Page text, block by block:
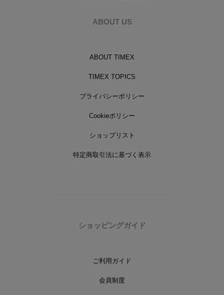
ABOUT US
ABOUT TIMEX
TIMEX TOPICS
プライバシーポリシー
Cookieポリシー
ショップリスト
特定商取引法に基づく表示
ショッピングガイド
ご利用ガイド
会員制度